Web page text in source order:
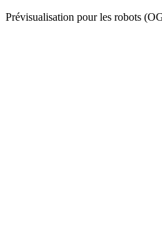
Prévisualisation pour les robots